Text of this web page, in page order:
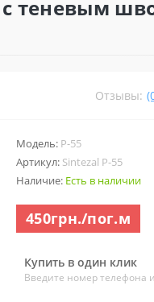
теневым
Отзывы:
Модель: P-55
Артикул: Sintezal P-55
Наличие: Есть в наличии
450грн./пог.м
Купить в один клик
Введите номер телефона